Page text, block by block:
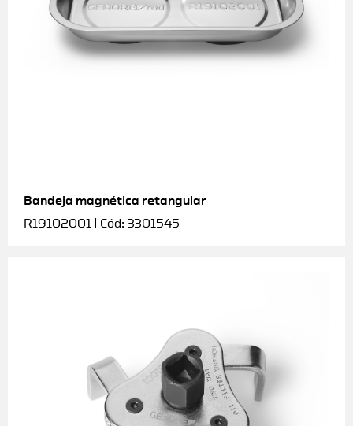
Bandeja magnética retangular
R19102001 | Cód: 3301545